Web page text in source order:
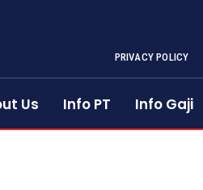
PRIVACY POLICY
Us Info PT Info Gaji